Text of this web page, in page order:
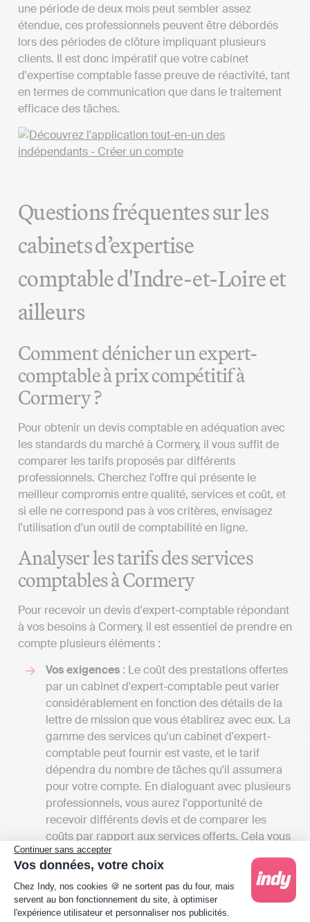
Continuer sans accepter
Vos données, votre choix
Plateforme de Gestion du Consentement :
Chez Indy, nos cookies 🍪 ne sortent pas du four, mais
servent au bon fonctionnement du site, à optimiser
l'expérience utilisateur et personnaliser nos publicités.
une période de deux mois peut sembler assez
étendue, ces professionnels peuvent être débordés
lors des périodes de clôture impliquant plusieurs
clients. Il est donc impératif que votre cabinet
d'expertise comptable fasse preuve de réactivité, tant
en termes de communication que dans le traitement
efficace des tâches.
Questions fréquentes sur les
cabinets d’expertise
comptable d'Indre-et-Loire et
ailleurs
Comment dénicher un expert-
comptable à prix compétitif à
Cormery ?
Pour obtenir un devis comptable en adéquation avec
les standards du marché à Cormery, il vous suffit de
comparer les tarifs proposés par différents
professionnels. Cherchez l'offre qui présente le
meilleur compromis entre qualité, services et coût, et
si elle ne correspond pas à vos critères, envisagez
l'utilisation d'un outil de comptabilité en ligne.
Analyser les tarifs des services
comptables à Cormery
Pour recevoir un devis d'expert-comptable répondant
à vos besoins à Cormery, il est essentiel de prendre en
compte plusieurs éléments :
Vos exigences : Le coût des prestations offertes
par un cabinet d'expert-comptable peut varier
considérablement en fonction des détails de la
lettre de mission que vous établirez avec eux. La
gamme des services qu'un cabinet d'expert-
comptable peut fournir est vaste, et le tarif
dépendra du nombre de tâches qu'il assumera
pour votre compte. En dialoguant avec plusieurs
professionnels, vous aurez l'opportunité de
recevoir différents devis et de comparer les
coûts par rapport aux services offerts. Cela vous
donnera également une vue d'ensemble des
différentes prestations disponibles à Cormery.
Les tarifs: Les frais des cabinets d'experts-
comptables peuvent débuter entre 1000 et